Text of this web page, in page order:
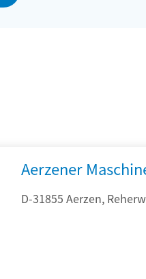
Aerzener
D-31855 Aerzen,